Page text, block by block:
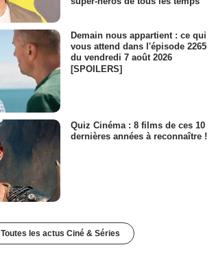
Demain nous appartient : ce qui
vous attend dans l'épisode 2265
du vendredi 7 août 2026
[SPOILERS]
Quiz Cinéma : 8 films de ces 10
dernières années à reconnaître !
Toutes les actus Ciné & Séries